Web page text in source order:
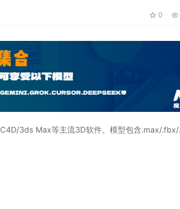
0
C4D/3ds Max等主流3D软件。模型包含.max/